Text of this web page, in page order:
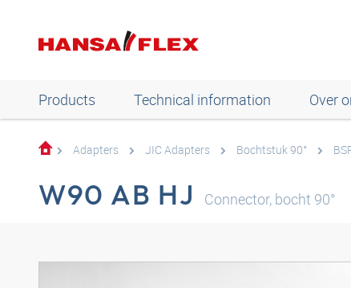
Products Technical information Over
Adapters JIC Adapters Bochtstuk 90°
W90 AB HJ Connector, bocht 90°